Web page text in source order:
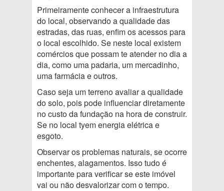
Primeiramente conhecer a infraestrutura
do local, observando a qualidade das
estradas, das ruas, enfim os acessos para
o local escolhido. Se neste local existem
comércios que possam te atender no dia a
dia, como uma padaria, um mercadinho,
uma farmácia e outros.
Caso seja um terreno avaliar a qualidade
do solo, pois pode influenciar diretamente
no custo da fundação na hora de construir.
Se no local tyem energia elétrica e
esgoto.
Observar os problemas naturais, se ocorre
enchentes, alagamentos. Isso tudo é
importante para verificar se este imóvel
vai ou não desvalorizar com o tempo.